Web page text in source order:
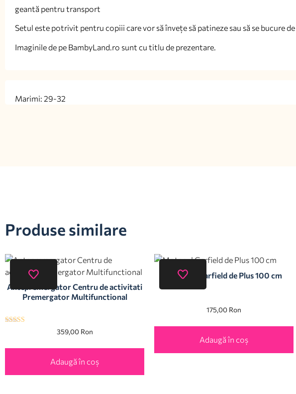
geantă pentru transport
Setul este potrivit pentru copiii care vor să învețe să patineze sau să se
Imaginile de pe BambyLand.ro sunt cu titlu de prezentare.
Marimi: 29-32
Produse similare
Antepremergator Centru de activitati
Premergator Multifunctional
359,00 Ron
Adaugă în coș
Motanul Garfield de Plus 100 cm
175,00 Ron
Adaugă în coș